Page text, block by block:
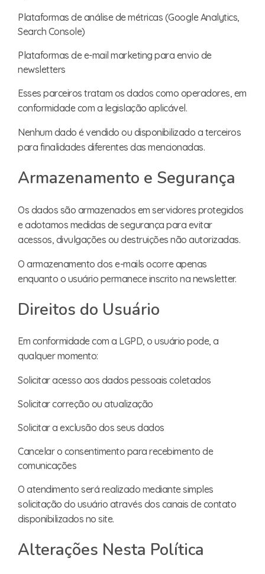
Plataformas de análise de métricas (Google Analytics,
Search Console)
Plataformas de e-mail marketing para envio de
newsletters
Esses parceiros tratam os dados como operadores, em
conformidade com a legislação aplicável.
Nenhum dado é vendido ou disponibilizado a terceiros
para finalidades diferentes das mencionadas.
Armazenamento e Segurança
Os dados são armazenados em servidores protegidos
e adotamos medidas de segurança para evitar
acessos, divulgações ou destruições não autorizadas.
O armazenamento dos e-mails ocorre apenas
enquanto o usuário permanece inscrito na newsletter.
Direitos do Usuário
Em conformidade com a LGPD, o usuário pode, a
qualquer momento:
Solicitar acesso aos dados pessoais coletados
Solicitar correção ou atualização
Solicitar a exclusão dos seus dados
Cancelar o consentimento para recebimento de
comunicações
O atendimento será realizado mediante simples
solicitação do usuário através dos canais de contato
disponibilizados no site.
Alterações Nesta Política